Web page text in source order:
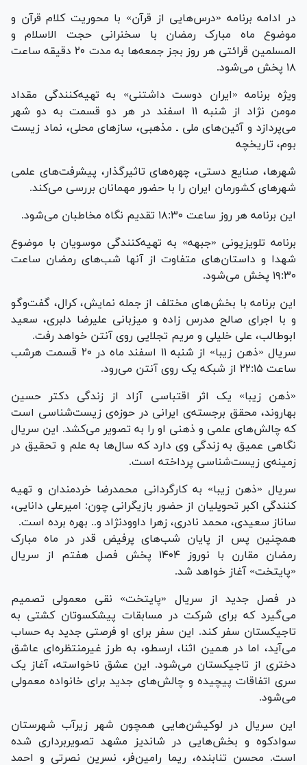
در ادامه برنامه «درس‌هایی از قرآن» با محوریت کلام قرآن و
موضوع ماه مبارک رمضان با سخنرانی حجت الاسلام و
المسلمین قرائتی هر روز بجز جمعه‌ها به مدت ۲۰ دقیقه ساعت
۱۸ پخش می‌شود.
ویژه برنامه «ایران دوست داشتنی» به تهیه‌کنندگی مقداد
مومن نژاد از شنبه ۱۱ اسفند در هر دو قسمت به دو شهر
می‌پردازد و آئین‌های ملی ـ مذهبی، ساز‌های محلی، نماد زیست
بوم، تاریخچه
شهرها، صنایع دستی، چهره‌های تاثیرگذار، پیشرفت‌های علمی
شهر‌های کشورمان ایران را با حضور مهمانان بررسی می‌کند.
این برنامه هر روز ساعت ۱۸:۳۰ تقدیم نگاه مخاطبان می‌شود.
برنامه تلویزیونی «جبهه» به تهیه‌کنندگی موسویان با موضوع
شهدا و داستان‌های متفاوت از آنها شب‌های رمضان ساعت
۱۹:۳۰ پخش می‌شود.
این برنامه با بخش‌های مختلف از جمله نمایش، کرال، گفت‌و‌گو
و با اجرای صالح مدرس زاده و میزبانی علیرضا دلبری، سعید
ابوطالب، علی خلیلی و مریم تجلایی روی آنتن خواهد رفت.
سریال «ذهن زیبا» از شنبه ۱۱ اسفند ماه در ۲۰ قسمت هرشب
ساعت ۲۲:۱۵ از شبکه یک روی آنتن می‌رود.
«ذهن زیبا» یک اثر اقتباسی آزاد از زندگی دکتر حسین
بهاروند، محقق برجسته‌ی ایرانی در حوزه‌ی زیست‌شناسی است
که چالش‌های علمی و ذهنی او را به تصویر می‌کشد. این سریال
نگاهی عمیق به زندگی وی دارد که سال‌ها به علم و تحقیق در
زمینه‌ی زیست‌شناسی پرداخته است.
سریال «ذهن زیبا» به کارگردانی محمدرضا خردمندان و تهیه
کنندگی اکبر تحویلیان از حضور بازیگرانی چون: امیرعلی دانایی،
ساناز سعیدی، محمد نادری، زهرا داوودنژاد و.. بهره برده است.
همچنین پس از پایان شب‌های پرفیض قدر در ماه مبارک
رمضان مقارن با نوروز ۱۴۰۴ پخش فصل هفتم از سریال
«پایتخت» آغاز خواهد شد.
در فصل جدید از سریال «پایتخت» نقی معمولی تصمیم
می‌گیرد که برای شرکت در مسابقات پیشکسوتان کشتی به
تاجیکستان سفر کند. این سفر برای او فرصتی جدید به حساب
می‌آید، اما در همین اثنا، ارسطو، به طرز غیرمنتظره‌ای عاشق
دختری از تاجیکستان می‌شود. این عشق ناخواسته، آغاز یک
سری اتفاقات پیچیده و چالش‌های جدید برای خانواده معمولی
می‌شود.
این سریال در لوکیشن‌هایی همچون شهر زیرآب شهرستان
سوادکوه و بخش‌هایی در شاندیز مشهد تصویربرداری شده
است. محسن تنابنده، ریما رامین‌فر، نسرین نصرتی و احمد